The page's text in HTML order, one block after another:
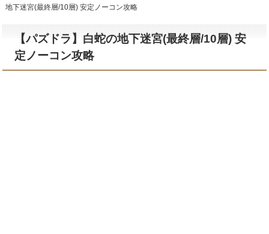
地下迷宮(最終層/10層) 安定ノーコン攻略
【パズドラ】白蛇の地下迷宮(最終層/10層) 安
定ノーコン攻略